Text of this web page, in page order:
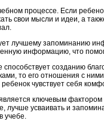
процессе. Если
свои мысли и идеи, а
лучшему запоминанию
информацию, что
созданию
то его отношения с
чувствует себя
ключевым
лучше усваивать и
учебе.